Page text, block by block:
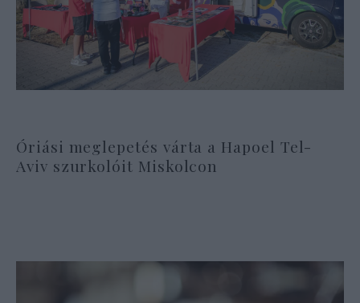
Óriási meglepetés várta a Hapoel Tel-
Aviv szurkolóit Miskolcon